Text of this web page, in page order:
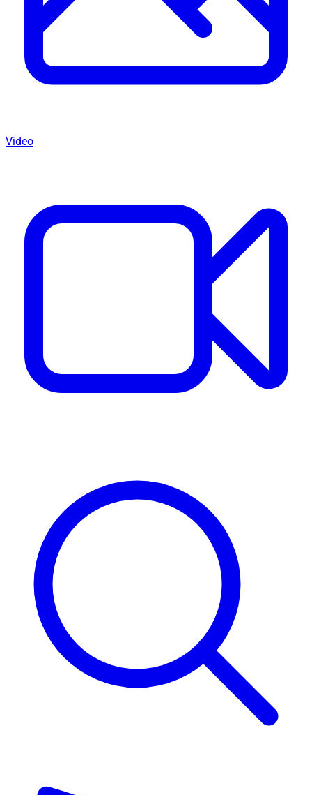
Video